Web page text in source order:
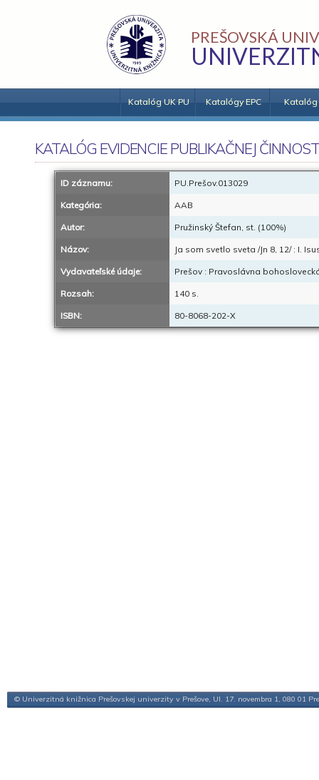
PREŠOVSKÁ
Katalóg UK PU Katalógy EPC Katalóg
KATALÓG EVIDENCIE PUBLIKAČNEJ
ID záznamu: PU.Prešov.013029
Kategória: AAB
Autor: Pružinský Štefan, st. (100%)
Názov: Ja som svetlo sveta /Jn 8, 12/ : I.
Vydavateľské údaje: Prešov : Pravoslávna
Rozsah: 140 s.
ISBN: 80-8068-202-X
© Univerzitná knižnica Prešovskej univerzity v Prešove, Ul. 17. novembra 1, 080 01